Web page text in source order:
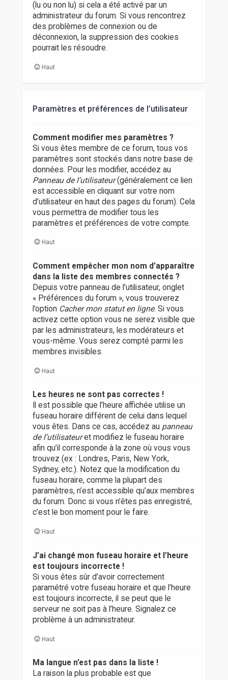
(lu ou non lu) si cela a été activé par un
administrateur du forum. Si vous rencontrez
des problèmes de connexion ou de
déconnexion, la suppression des cookies
pourrait les résoudre.
Haut
Paramètres et préférences de l’utilisateur
Comment modifier mes paramètres ?
Si vous êtes membre de ce forum, tous vos
paramètres sont stockés dans notre base de
données. Pour les modifier, accédez au
Panneau de l’utilisateur(généralement ce lien
est accessible en cliquant sur votre nom
d’utilisateur en haut des pages du forum). Cela
vous permettra de modifier tous les
paramètres et préférences de votre compte.
Haut
Comment empêcher mon nom d’apparaître
dans la liste des membres connectés ?
Depuis votre panneau de l’utilisateur, onglet
« Préférences du forum », vous trouverez
l’option Cacher mon statut en ligne. Si vous
activez cette option vous ne serez visible que
par les administrateurs, les modérateurs et
vous-même. Vous serez compté parmi les
membres invisibles.
Haut
Les heures ne sont pas correctes !
Il est possible que l’heure affichée utilise un
fuseau horaire différent de celui dans lequel
vous êtes. Dans ce cas, accédez au panneau
de l’utilisateuret modifiez le fuseau horaire
afin qu’il corresponde à la zone où vous vous
trouvez (ex : Londres, Paris, New York,
Sydney, etc.). Notez que la modification du
fuseau horaire, comme la plupart des
paramètres, n’est accessible qu’aux membres
du forum. Donc si vous n’êtes pas enregistré,
c’est le bon moment pour le faire.
Haut
J’ai changé mon fuseau horaire et l’heure
est toujours incorrecte !
Si vous êtes sûr d’avoir correctement
paramétré votre fuseau horaire et que l’heure
est toujours incorrecte, il se peut que le
serveur ne soit pas à l’heure. Signalez ce
problème à un administrateur.
Haut
Ma langue n’est pas dans la liste !
La raison la plus probable est que